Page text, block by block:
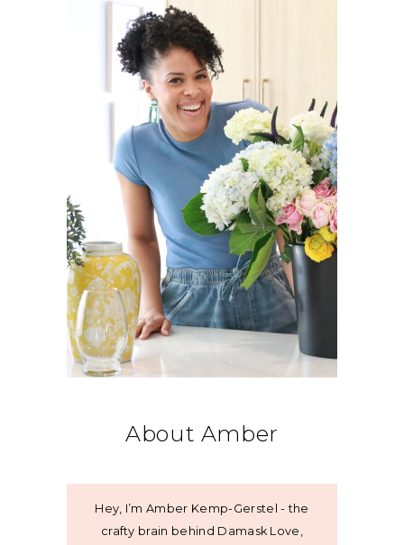
About Amber
Hey, I’m Amber Kemp-Gerstel - the
crafty brain behind Damask Love,